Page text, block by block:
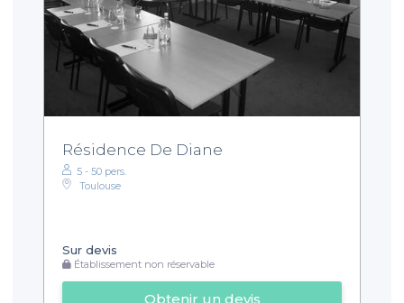
Résidence De Diane
5 - 50 pers.
Toulouse
Sur devis
Établissement non réservable
Obtenir un devis